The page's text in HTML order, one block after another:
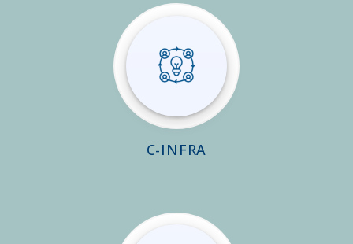
C-INFRA